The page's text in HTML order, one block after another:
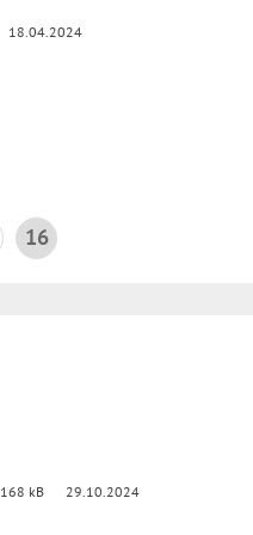
18.04.2024
16
kB 29.10.2024